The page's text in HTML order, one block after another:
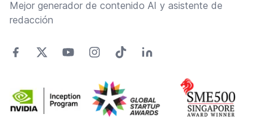
Mejor generador de contenido AI y asistente de
redacción